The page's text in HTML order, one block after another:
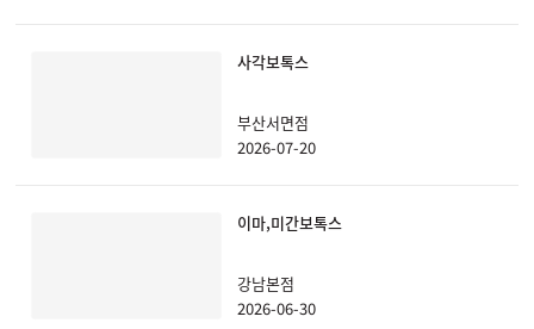
사각보톡스
부산서면점
2026-07-20
이마,미간보톡스
강남본점
2026-06-30